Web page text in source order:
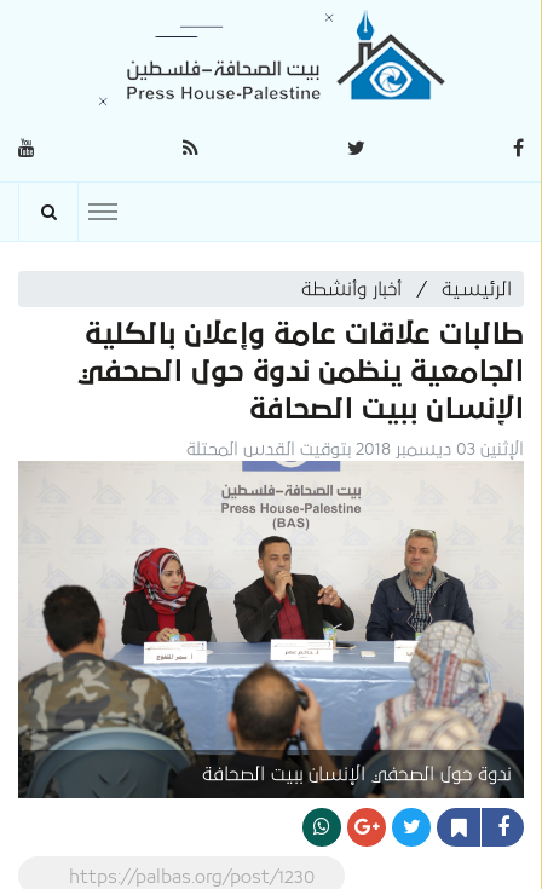
الرئيسية أخبار وأنشطة
طالبات علاقات عامة وإعلان بالكلية
الجامعية ينظمن ندوة حول الصحفي
الإنسان ببيت الصحافة
الإثنين 03 ديسمبر 2018 بتوقيت القدس المحتلة
ندوة حول الصحفي الإنسان ببيت الصحافة
https://palbas.org/post/1230